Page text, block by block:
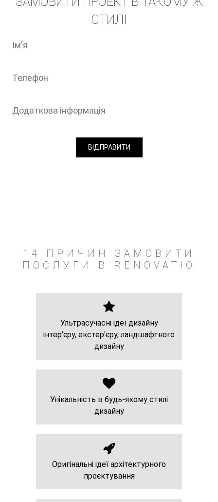
СТИЛІ
14 ПРИЧИН ЗАМОВИТИ
ПОСЛУГИ В RENOVATIO
Ультрасучасні ідеї дизайну
інтер'єру, екстер'єру, ландшафтного
дизайну
Унікальність в будь-якому стилі
дизайну
Оригінальні ідеї архітектурного
проєктування